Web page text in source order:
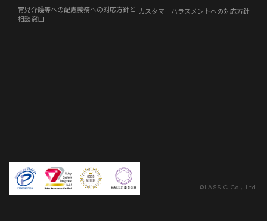
事例紹介
育児介護等への配慮義務への対応方針と
相談窓口
カスタマーハラスメントへの対応方針
©LASSIC Co., Ltd.